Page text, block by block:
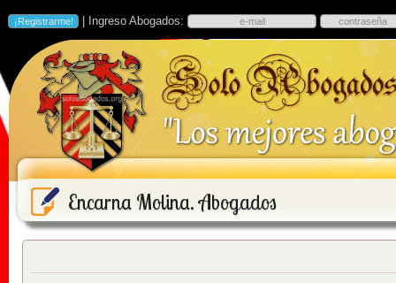
| Ingreso Abogados:
Encarna Molina. Abogados